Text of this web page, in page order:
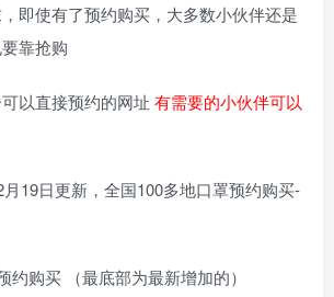
即使有了预约购买，大多数小伙伴还是
靠抢购
以直接预约的网址 有需要的小伙伴可以
约购买 （最底部为最新增加的）